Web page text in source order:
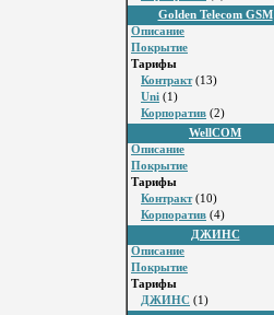
Golden Telecom GSM
Описание
Покрытие
Тарифы
Контракт(13)
Uni (1)
Корпоратив (2)
WellCOM
Описание
Покрытие
Тарифы
Контракт(10)
Корпоратив (4)
ДЖИНС
Описание
Покрытие
Тарифы
ДЖИНС (1)